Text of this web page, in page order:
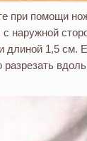
при помощи
наружной
длиной 1,5 см.